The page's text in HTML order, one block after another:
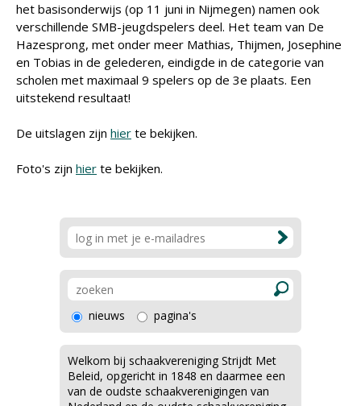
het basisonderwijs (op 11 juni in Nijmegen) namen ook
verschillende SMB-jeugdspelers deel. Het team van De
Hazesprong, met onder meer Mathias, Thijmen, Josephine
en Tobias in de gelederen, eindigde in de categorie van
scholen met maximaal 9 spelers op de 3e plaats. Een
uitstekend resultaat!
De uitslagen zijn hier te bekijken.
Foto's zijn hier te bekijken.
nieuws pagina's
Welkom bij schaakvereniging Strijdt Met
Beleid, opgericht in 1848 en daarmee een
van de oudste schaakverenigingen van